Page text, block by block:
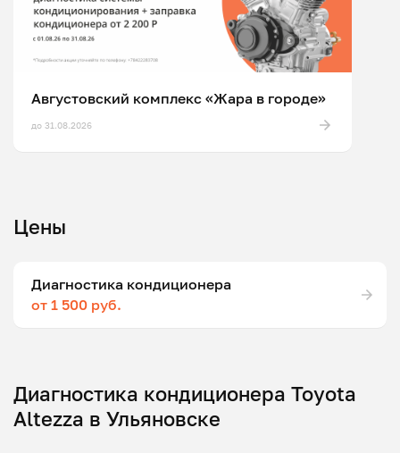
Августовский комплекс «Жара в городе»
до 31.08.2026
Цены
Диагностика кондиционера
от 1 500 руб.
Диагностика кондиционера Toyota
Altezza в Ульяновске